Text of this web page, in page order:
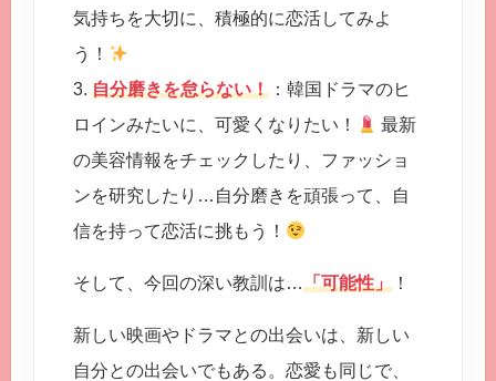
気持ちを大切に、積極的に恋活してみよ
う！
3. 自分磨きを怠らない！ ：韓国ドラマのヒ
ロインみたいに、可愛くなりたい！
最新
の美容情報をチェックしたり、ファッショ
ンを研究したり…自分磨きを頑張って、自
信を持って恋活に挑もう！
そして、今回の深い教訓は…「可能性」 ！
新しい映画やドラマとの出会いは、新しい
自分との出会いでもある。恋愛も同じで、